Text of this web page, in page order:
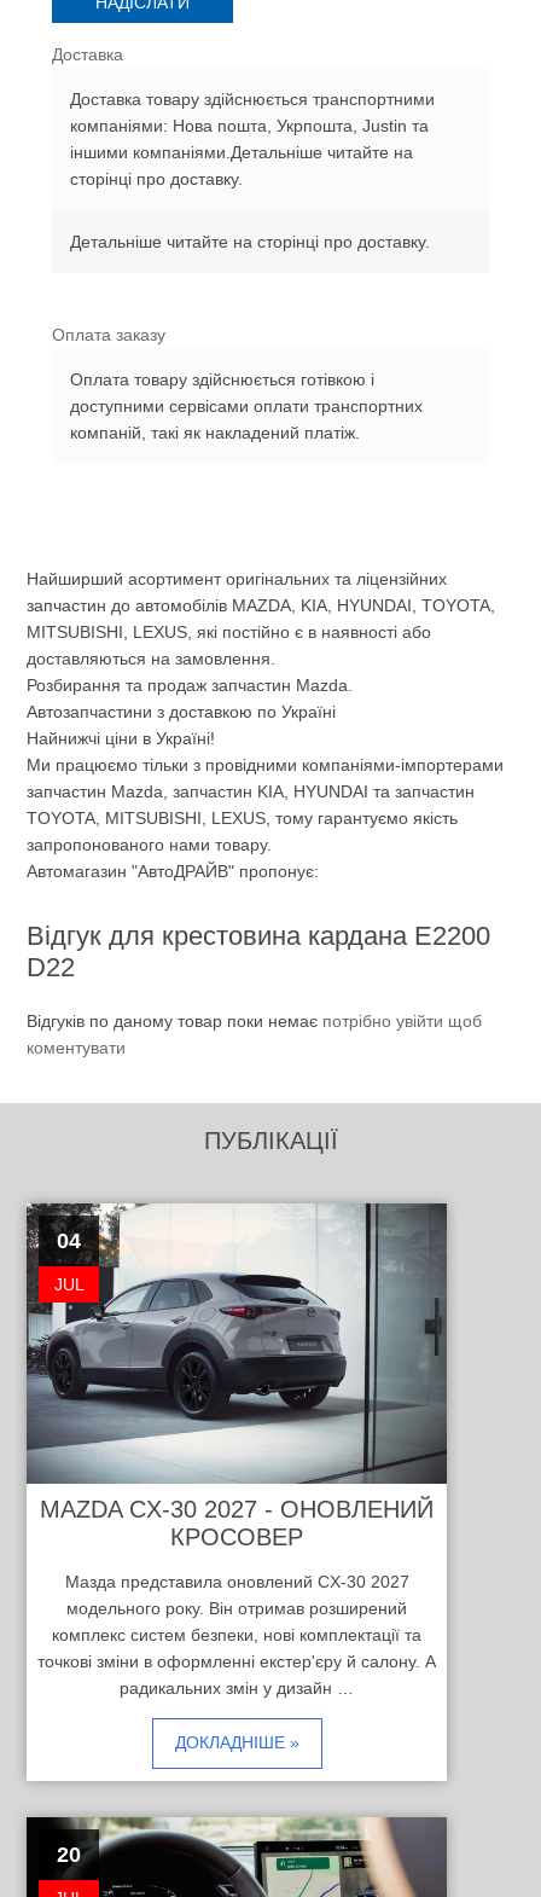
Доставка
Доставка товару здійснюється транспортними
компаніями: Нова пошта, Укрпошта, Justin та
іншими компаніями.Детальніше читайте на
сторінці про доставку.
Детальніше читайте на сторінці про доставку.
Оплата заказу
Оплата товару здійснюється готівкою і
доступними сервісами оплати транспортних
компаній, такі як накладений платіж.
Найширший асортимент оригінальних та ліцензійних
запчастин до автомобілів MAZDA, KIA, HYUNDAI, TOYOTA,
MITSUBISHI, LEXUS, які постійно є в наявності або
доставляються на замовлення.
Розбирання та продаж запчастин Mazda.
Автозапчастини з доставкою по Україні
Найнижчі ціни в Україні!
Ми працюємо тільки з провідними компаніями-імпортерами
запчастин Mazda, запчастин KIA, HYUNDAI та запчастин
TOYOTA, MITSUBISHI, LEXUS, тому гарантуємо якість
запропонованого нами товару.
Автомагазин "АвтоДРАЙВ" пропонує:
Відгук для крестовина кардана Е2200
D22
Відгуків по даному товар поки немає потрібно увійти щоб
коментувати
ПУБЛІКАЦІЇ
04
JUL
MAZDA CX-30 2027 - ОНОВЛЕНИЙ
КРОСОВЕР
Мазда представила оновлений CX-30 2027
модельного року. Він отримав розширений
комплекс систем безпеки, нові комплектації та
точкові зміни в оформленні екстер'єру й салону. А
радикальних змін у дизайн …
ДОКЛАДНІШЕ »
20